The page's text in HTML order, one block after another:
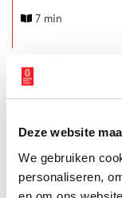
Deze website
We gebruiken
personaliseren,
te doen.
7 min